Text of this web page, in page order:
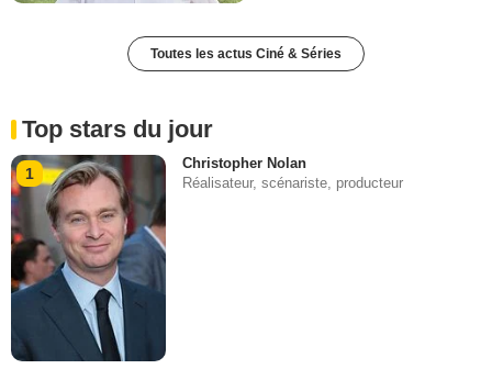
Toutes les actus Ciné & Séries
Top stars du jour
1
Christopher Nolan
Réalisateur, scénariste, producteur